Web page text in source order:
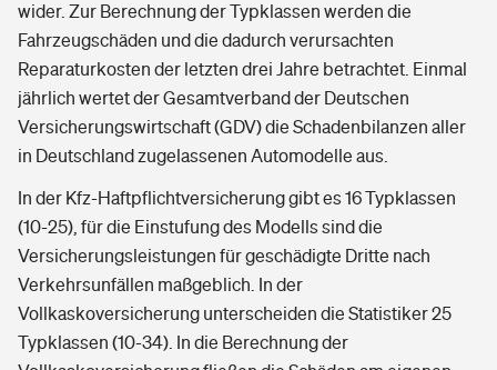
wider. Zur Berechnung der Typklassen werden die
Fahrzeugschäden und die dadurch verursachten
Reparaturkosten der letzten drei Jahre betrachtet. Einmal
jährlich wertet der Gesamtverband der Deutschen
Versicherungswirtschaft (GDV) die Schadenbilanzen aller
in Deutschland zugelassenen Automodelle aus.
In der Kfz-Haftpflichtversicherung gibt es 16 Typklassen
(10-25), für die Einstufung des Modells sind die
Versicherungsleistungen für geschädigte Dritte nach
Verkehrsunfällen maßgeblich. In der
Vollkaskoversicherung unterscheiden die Statistiker 25
Typklassen (10-34). In die Berechnung der